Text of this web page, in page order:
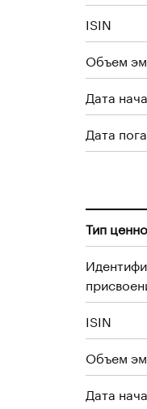
ISIN
Объем
Дата
Дата
Тип
ISIN
Объем
Дата